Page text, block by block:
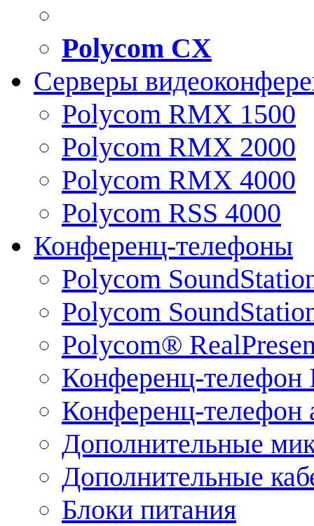
Polycom CX
Серверы
Polycom RMX 1500
Polycom RMX 2000
Polycom RMX 4000
Polycom RSS 4000
Конференц-телефоны
Polycom
Polycom
Polycom®
Конференц-телефон
Конференц-телефон
Дополнительные
Дополнительные
Блоки питания